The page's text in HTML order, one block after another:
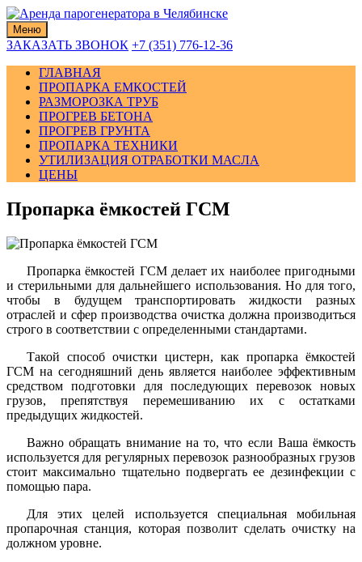
Skip
to
content
Меню
ЗАКАЗАТЬ ЗВОНОК +7 (351) 776-12-36
ГЛАВНАЯ
ПРОПАРКА ЕМКОСТЕЙ
РАЗМОРОЗКА ТРУБ
ПРОГРЕВ БЕТОНА
ПРОГРЕВ ГРУНТА
ПРОПАРКА ТЕХНИКИ
УТИЛИЗАЦИЯ ОТРАБОТКИ МАСЛА
ЦЕНЫ
Пропарка ёмкостей ГСМ
Пропарка ёмкостей ГСМ делает их наиболее пригодными
и стерильными для дальнейшего использования. Но для того,
чтобы в будущем транспортировать жидкости разных
отраслей и сфер производства очистка должна производиться
строго в соответствии с определенными стандартами.
Такой способ очистки цистерн, как пропарка ёмкостей
ГСМ на сегодняшний день является наиболее эффективным
средством подготовки для последующих перевозок новых
грузов, препятствуя перемешиванию их с остатками
предыдущих жидкостей.
Важно обращать внимание на то, что если Ваша ёмкость
используется для регулярных перевозок разнообразных грузов
стоит максимально тщательно подвергать ее дезинфекции с
помощью пара.
Для этих целей используется специальная мобильная
пропарочная станция, которая позволит сделать очистку на
должном уровне.